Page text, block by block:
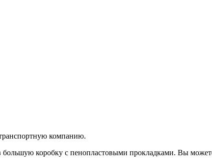
компанию.
коробку с пенопластовыми прокладками. Вы